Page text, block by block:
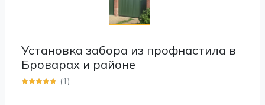
Установка забора из профнастила в
Броварах и районе
(1)